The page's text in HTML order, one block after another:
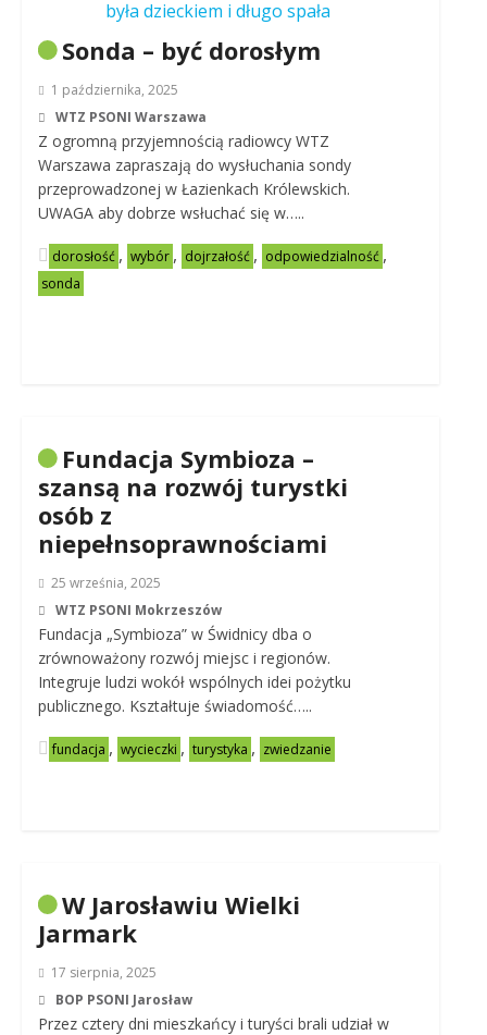
Sonda – być dorosłym
1 października, 2025
WTZ PSONI Warszawa
Z ogromną przyjemnością radiowcy WTZ
Warszawa zapraszają do wysłuchania sondy
przeprowadzonej w Łazienkach Królewskich.
UWAGA aby dobrze wsłuchać się w…..
dorosłość , wybór , dojrzałość , odpowiedzialność ,
sonda
Fundacja Symbioza –
szansą na rozwój turystki
osób z
niepełnsoprawnościami
25 września, 2025
WTZ PSONI Mokrzeszów
Fundacja „Symbioza” w Świdnicy dba o
zrównoważony rozwój miejsc i regionów.
Integruje ludzi wokół wspólnych idei pożytku
publicznego. Kształtuje świadomość…..
fundacja , wycieczki , turystyka , zwiedzanie
W Jarosławiu Wielki
Jarmark
17 sierpnia, 2025
BOP PSONI Jarosław
Przez cztery dni mieszkańcy i turyści brali udział w